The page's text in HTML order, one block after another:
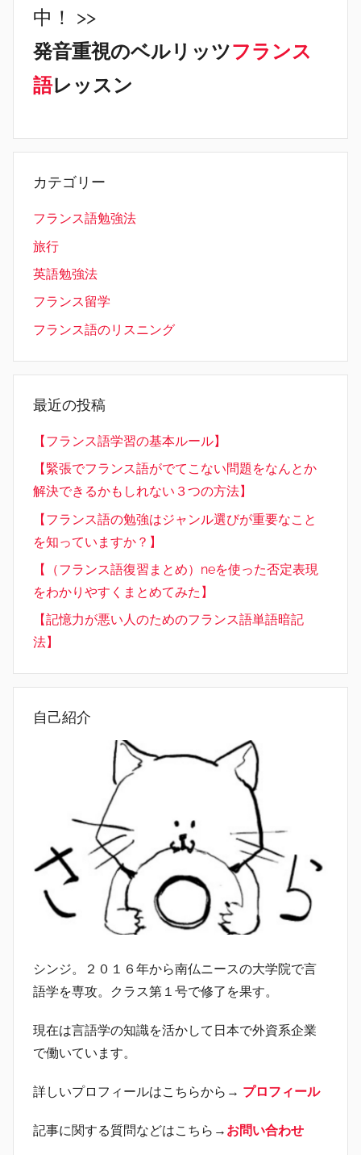
中！ >>
発音重視のベルリッツフランス
語レッスン
カテゴリー
フランス語勉強法
旅行
英語勉強法
フランス留学
フランス語のリスニング
最近の投稿
【フランス語学習の基本ルール】
【緊張でフランス語がでてこない問題をなんとか
解決できるかもしれない３つの方法】
【フランス語の勉強はジャンル選びが重要なこと
を知っていますか？】
【（フランス語復習まとめ）neを使った否定表現
をわかりやすくまとめてみた】
【記憶力が悪い人のためのフランス語単語暗記
法】
自己紹介
シンジ。２０１６年から南仏ニースの大学院で言
語学を専攻。クラス第１号で修了を果す。
現在は言語学の知識を活かして日本で外資系企業
で働いています。
詳しいプロフィールはこちらから→ プロフィール
記事に関する質問などはこちら→ お問い合わせ